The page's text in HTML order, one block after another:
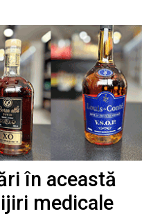
în această
medicale